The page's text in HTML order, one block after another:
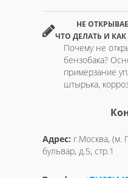
НЕ
ЧТО ДЕЛАТЬ И
Почему не
бензобака?
примерзание
штырька,
Адрес: г.Москва, (м.
бульвар, д.5, стр.1